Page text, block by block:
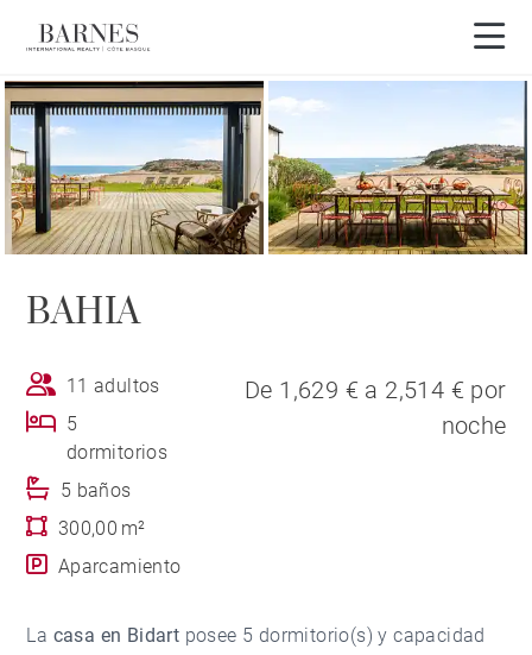
Visita en 3D
BAHIA
11 adultos
5
dormitorios
5 baños
300,00 m²
Aparcamiento
De 1,629 € a 2,514 € por
noche
La casa en Bidart posee 5 dormitorio(s) y capacidad